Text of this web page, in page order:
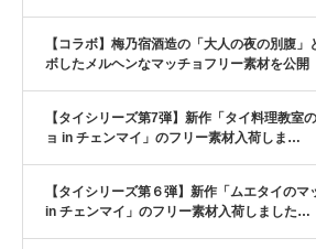
【コラボ】梅乃宿酒造の「大人の夜の別腹」
ボしたメルヘンなマッチョフリー素材を公開
【タイシリーズ第7弾】新作「タイ料理教室
ョ in チェンマイ」のフリー素材入荷しま…
【タイシリーズ第６弾】新作「ムエタイのマ
in チェンマイ」のフリー素材入荷しました…